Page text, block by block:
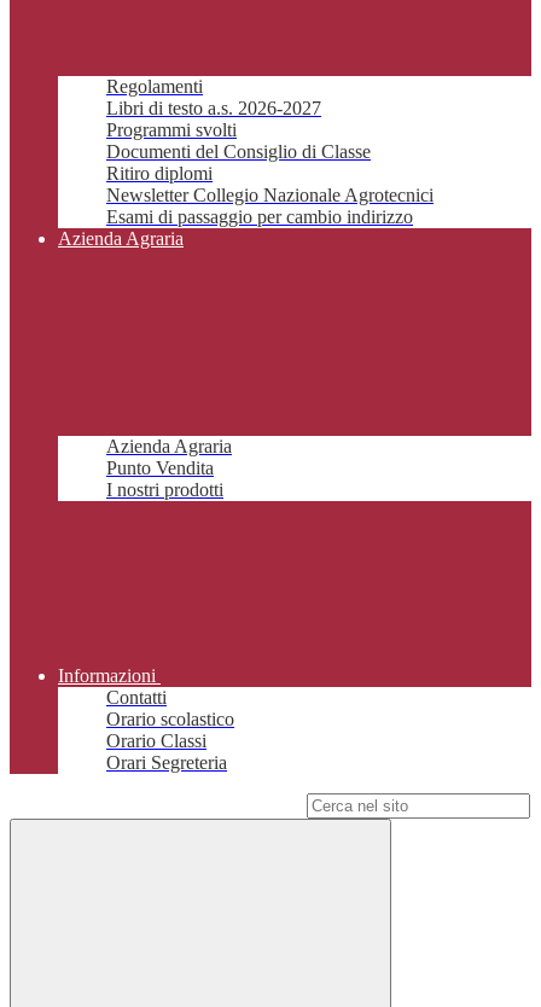
Regolamenti
Libri di testo a.s. 2026-2027
Programmi svolti
Documenti del Consiglio di Classe
Ritiro diplomi
Newsletter Collegio Nazionale Agrotecnici
Esami di passaggio per cambio indirizzo
Azienda Agraria
Azienda Agraria
Punto Vendita
I nostri prodotti
Informazioni
Contatti
Orario scolastico
Orario Classi
Orari Segreteria